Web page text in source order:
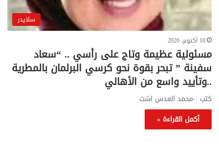
سلايدر
10 أكتوبر، 2020
مسئولية عظيمة وتاج على رأسي .. “سعاد
سفينة ” تبحر بقوة نحو كرسي البرلمان بالمطرية
..وتأييد واسع من الأهالي
كتب :-محمد العدس اشت
أكمل القراءة »